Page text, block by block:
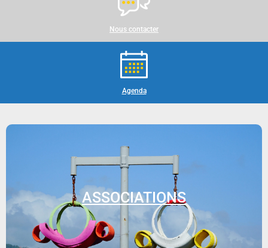
Nous contacter
Agenda
ASSOCIATIONS